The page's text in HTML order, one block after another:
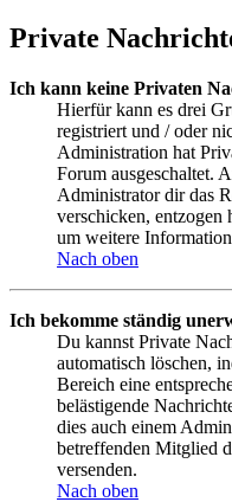
Private
Ich kann keine Privaten
Hierfür kann es drei
registriert und / oder
Administration hat
Forum ausgeschaltet.
Administrator dir das
verschicken, entzogen
um weitere
Nach oben
Ich bekomme ständig
Du kannst Private
automatisch löschen,
Bereich eine
belästigende
dies auch einem
betreffenden Mitglied
versenden.
Nach oben